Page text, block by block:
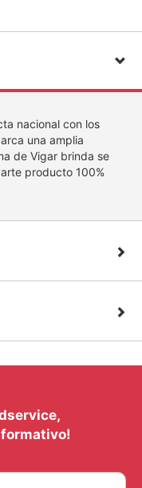
nacional con los
una amplia
de Vigar brinda se
producto 100%